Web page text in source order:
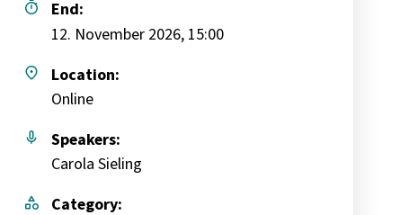
timer
End:
12. November 2026, 15:00
place
Location:
Online
mic
Speakers:
Carola Sieling
category
Category: